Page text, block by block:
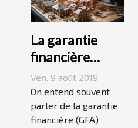
La garantie
financière
d’Achèvement :
Quels
avantages pour
Ven. 9 août 2019
On entend souvent
parler de la garantie
financière (GFA)